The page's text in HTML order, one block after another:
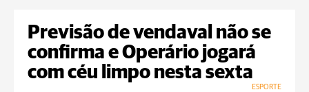
Previsão de vendaval não se
confirma e Operário jogará
com céu limpo nesta sexta
ESPORTE